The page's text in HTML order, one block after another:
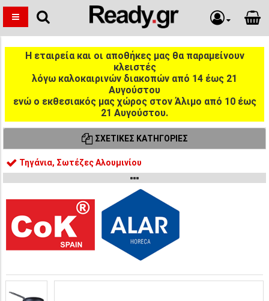
Η εταιρεία και οι αποθήκες μας θα παραμείνουν
κλειστές
λόγω καλοκαιρινών διακοπών από 14 έως 21
Αυγούστου
ενώ ο εκθεσιακός μας χώρος στον Άλιμο από 10 έως
21 Αυγούστου.
ΣΧΕΤΙΚΈΣ ΚΑΤΗΓΟΡΊΕΣ
Τηγάνια, Σωτέζες Αλουμινίου